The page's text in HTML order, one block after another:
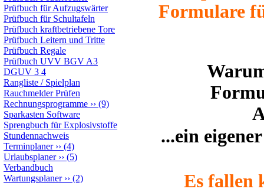
Prüfbuch für Aufzugswärter
Prüfbuch für Schultafeln
Prüfbuch kraftbetriebene Tore
Prüfbuch Leitern und Tritte
Prüfbuch Regale
Prüfbuch UVV BGV A3
DGUV 3 4
Rangliste / Spielplan
Rauchmelder Prüfen
Rechnungsprogramme ›› (9)
Sparkasten Software
Sprengbuch für Explosivstoffe
Stundennachweis
Terminplaner›› (4)
Urlaubsplaner›› (5)
Verbandbuch
Wartungsplaner›› (2)
Formulare
...ein
Es fallen